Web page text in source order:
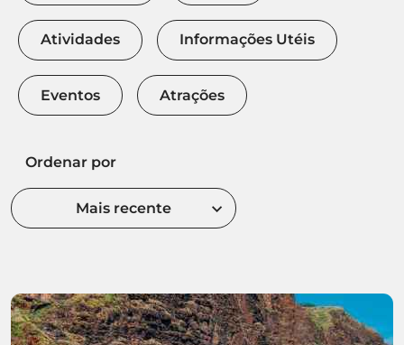
Atividades Informações Utéis
Eventos Atrações
Ordenar por
Mais recente